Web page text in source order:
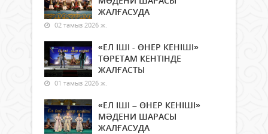
ЖАЛҒАСУДА
02 тамыз 2026 ж.
«ЕЛ ІШІ - ӨНЕР КЕНІШІ»
ТӨРЕТАМ КЕНТІНДЕ
ЖАЛҒАСТЫ
01 тамыз 2026 ж.
«ЕЛ ІШІ – ӨНЕР КЕНІШІ»
МӘДЕНИ ШАРАСЫ
ЖАЛҒАСУДА